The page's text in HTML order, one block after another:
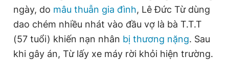
Phó tổng biên tập: Lâm Hiếu Dũng
Phó tổng biên tập: Trần Việt Hưng
Tổng thư ký tòa soạn: Đức Trung
Giấy phép xuất bản số 110/GP - BTTTT cấp ngày 24.3.2020
© 2003-2026 Bản quyền thuộc về Báo Thanh Niên. Cấm sao
chép dưới mọi hình thức nếu không có sự chấp thuận bằng văn
ngày, do mâu thuẫn gia đình, Lê Đức Từ dùng
dao chém nhiều nhát vào đầu vợ là bà T.T.T
(57 tuổi) khiến nạn nhân bị thương nặng. Sau
khi gây án, Từ lấy xe máy rời khỏi hiện trường.